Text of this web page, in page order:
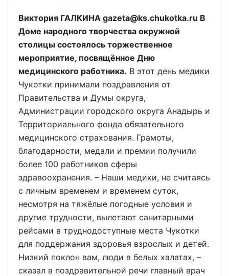
Виктория ГАЛКИНА gazeta@ks.chukotka.ru В
Доме народного творчества окружной
столицы состоялось торжественное
мероприятие, посвящённое Дню
медицинского работника. В этот день медики
Чукотки принимали поздравления от
Правительства и Думы округа,
Администрации городского округа Анадырь и
Территориального фонда обязательного
медицинского страхования. Грамоты,
благодарности, медали и премии получили
более 100 работников сферы
здравоохранения. – Наши медики, не считаясь
с личным временем и временем суток,
несмотря на тяжёлые погодные условия и
другие трудности, вылетают санитарными
рейсами в труднодоступные места Чукотки
для поддержания здоровья взрослых и детей.
Низкий поклон вам, люди в белых халатах, –
сказал в поздравительной речи главный врач